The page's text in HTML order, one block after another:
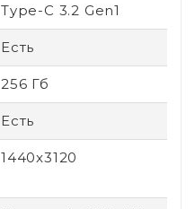
Type-C 3.2 Gen1
Есть
256 Гб
Есть
1440x3120